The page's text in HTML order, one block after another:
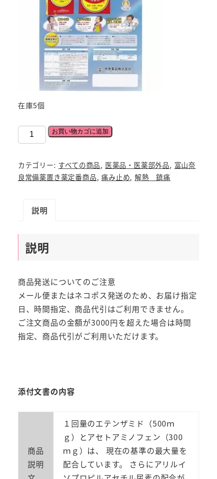
在庫5個
セ
ト
ア
ン
神
経
痛
耳
痛
ズ
包
お買い物カゴに追加
カテゴリー: すべての商品, 医薬品・医薬部外品, 富山奈
良常備薬置き薬定番商品,痛み止め,解熱 鎮痛
説明
説明
商品発送についてのご注意
メール便またはネコポス発送のため、お届け指定
日、時間指定、商品代引はご利用できません。
ご注文商品の金額が3000円を超えた場合は時間
指定、商品代引がご利用いただけます。
添付文書の内容
商品
説明
１回量のエテンザミド（500ｍ
ｇ）とアセトアミノフェン（300
ｍｇ）は、 現在の基準の最大量を
配合しています。 さらにアリルイ